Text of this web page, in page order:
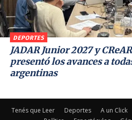
DEPORTES
JADAR Junior 2027 y
presentó los avances a
argentinas
Tenés que Leer Deportes A un Click